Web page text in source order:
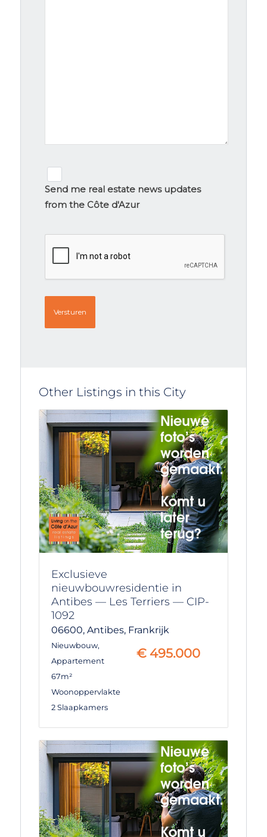
signup
Send me real estate news updates
from the Côte d'Azur
Other Listings in this City
Exclusieve
nieuwbouwresidentie in
Antibes — Les Terriers — CIP-
1092
06600, Antibes, Frankrijk
Nieuwbouw,
Appartement
67m²
Woonoppervlakte
2 Slaapkamers
€ 495.000